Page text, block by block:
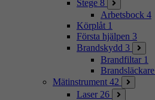
Stege 8
Arbetsbock 4
Körplåt 1
Första hjälpen 3
Brandskydd 3
Brandfiltar 1
Brandsläckare
Mätinstrument 42
Laser 26